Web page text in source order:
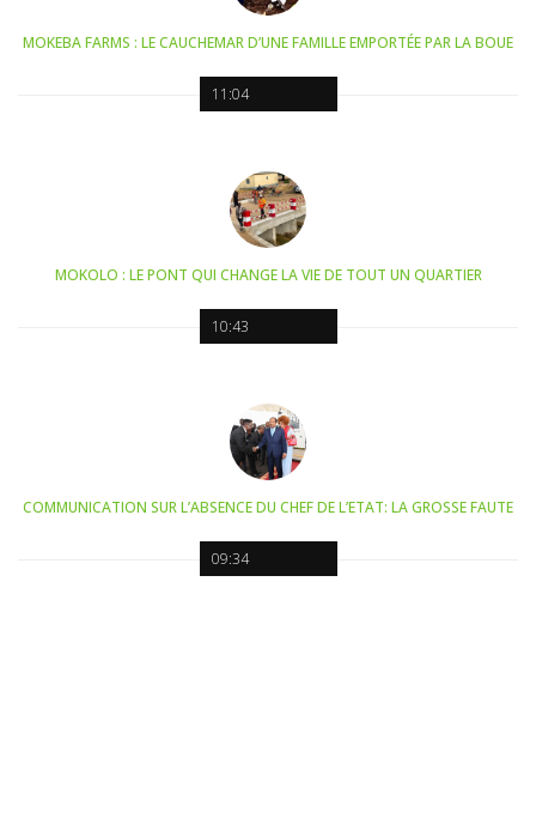
11:04
MOKEBA FARMS : LE CAUCHEMAR D’UNE FAMILLE EMPORTÉE PAR LA BOUE
10:43
MOKOLO : LE PONT QUI CHANGE LA VIE DE TOUT UN QUARTIER
09:34
COMMUNICATION SUR L’ABSENCE DU CHEF DE L’ETAT: LA GROSSE FAUTE